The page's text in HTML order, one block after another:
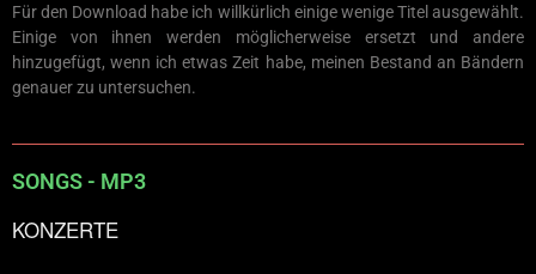
Für den Download habe ich willkürlich einige wenige Titel ausgewählt.
Einige von ihnen werden möglicherweise ersetzt und andere
hinzugefügt, wenn ich etwas Zeit habe, meinen Bestand an Bändern
genauer zu untersuchen.
SONGS - MP3
KONZERTE